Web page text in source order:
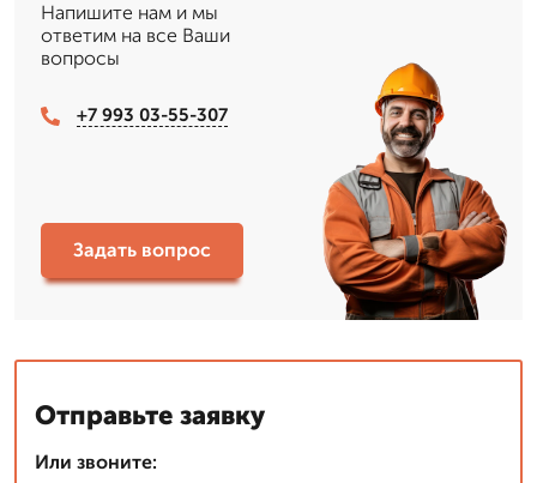
Напишите нам и мы
ответим на все Ваши
вопросы
+7 993 03-55-307
Задать вопрос
Отправьте заявку
Или звоните: